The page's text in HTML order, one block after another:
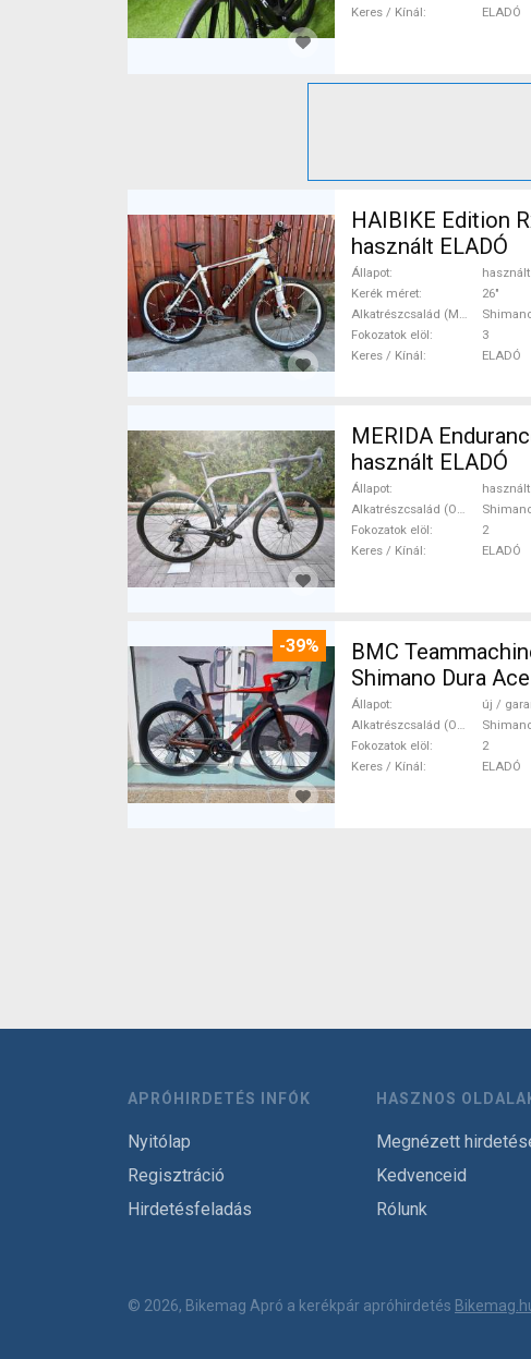
Keres / Kínál
ELADÓ
HAIBIKE Edition
használt ELADÓ
Állapot
használt
Kerék méret
26"
Alkatrészcsalád (MTB)
Fokozatok elöl
3
Keres / Kínál
ELADÓ
MERIDA
használt ELADÓ
Állapot
használt
Alkatrészcsalád (Outi)
Fokozatok elöl
2
Keres / Kínál
ELADÓ
-39%
BMC
Shimano Dura
Állapot
új /
Alkatrészcsalád (Outi)
Fokozatok elöl
2
Keres / Kínál
ELADÓ
APRÓHIRDETÉS INFÓK
Nyitólap
Regisztráció
Hirdetésfeladás
HASZNOS
Megnézett
Kedvenceid
Rólunk
© 2026, Bikemag Apró a kerékpár apróhirdetés